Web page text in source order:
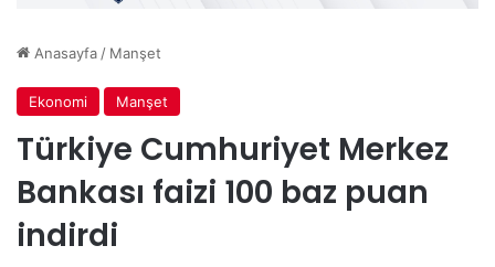
Anasayfa / Manşet
Ekonomi Manşet
Türkiye Cumhuriyet Merkez
Bankası faizi 100 baz puan
indirdi